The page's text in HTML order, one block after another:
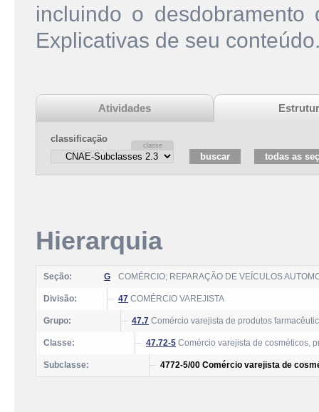
incluindo o
Explicativas de seu
Atividades
classificação
Hierarquia
Seção: G COMÉRCIO; REPARAÇÃO DE VEÍCULOS
Divisão: 47 COMÉRCIO VAREJISTA
Grupo: 47.7 Comércio varejista de produtos
Classe: 47.72-5 Comércio varejista de cosméticos,
Subclasse: 4772-5/00 Comércio varejista de